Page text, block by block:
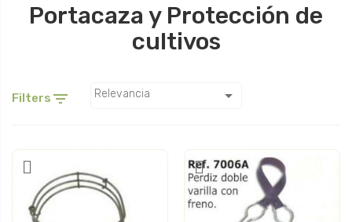
Portacaza y Protección de
cultivos
Filters  Relevancia 